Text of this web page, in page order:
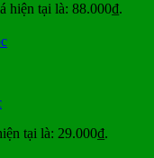
hiện tại là: 88.000₫.
tại là: 29.000₫.